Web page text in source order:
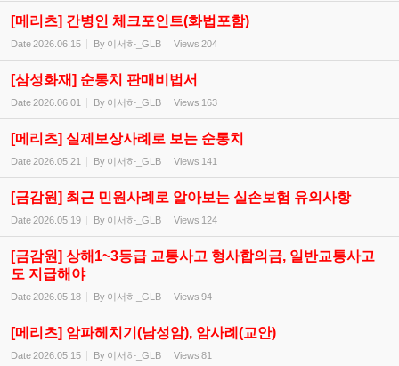
[메리츠] 간병인 체크포인트(화법포함)
Date2026.06.15 By 이서하_GLB Views 204
[삼성화재] 순통치 판매비법서
Date2026.06.01 By 이서하_GLB Views 163
[메리츠] 실제보상사례로 보는 순통치
Date2026.05.21 By 이서하_GLB Views 141
[금감원] 최근 민원사례로 알아보는 실손보험 유의사항
Date2026.05.19 By 이서하_GLB Views 124
[금감원] 상해1~3등급 교통사고 형사합의금, 일반교통사고
도 지급해야
Date2026.05.18 By 이서하_GLB Views 94
[메리츠] 암파헤치기(남성암), 암사례(교안)
Date2026.05.15 By 이서하_GLB Views 81